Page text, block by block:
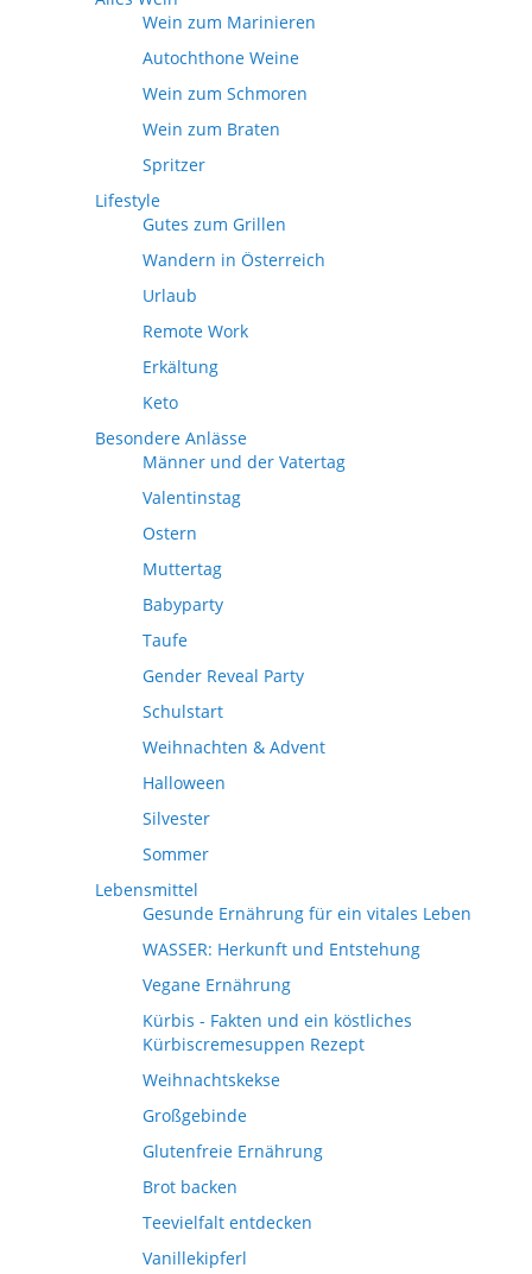
Wein zum Marinieren
Autochthone Weine
Wein zum Schmoren
Wein zum Braten
Spritzer
Lifestyle
Gutes zum Grillen
Wandern in Österreich
Urlaub
Remote Work
Erkältung
Keto
Besondere Anlässe
Männer und der Vatertag
Valentinstag
Ostern
Muttertag
Babyparty
Taufe
Gender Reveal Party
Schulstart
Weihnachten & Advent
Halloween
Silvester
Sommer
Lebensmittel
Gesunde Ernährung für ein vitales Leben
WASSER: Herkunft und Entstehung
Vegane Ernährung
Kürbis - Fakten und ein köstliches
Kürbiscremesuppen Rezept
Weihnachtskekse
Großgebinde
Glutenfreie Ernährung
Brot backen
Teevielfalt entdecken
Vanillekipferl